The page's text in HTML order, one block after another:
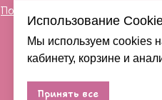
Использование
Мы используем cookies
кабинету, корзине и
Принять все
Политика конфиденцильности